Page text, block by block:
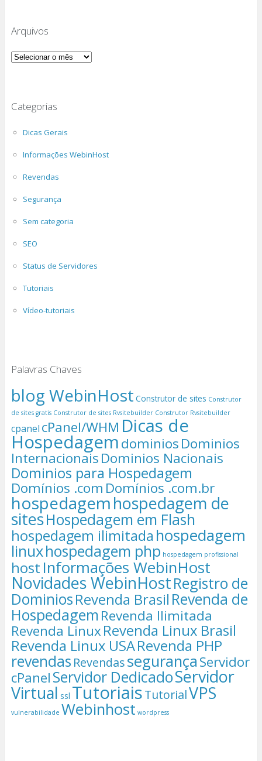
Arquivos
Arquivos
Categorias
Dicas Gerais
Informações WebinHost
Revendas
Segurança
Sem categoria
SEO
Status de Servidores
Tutoriais
Vídeo-tutoriais
Palavras Chaves
blog WebinHost Construtor de sites Construtor
de sites gratis Construtor de sites Rvsitebuilder Construtor Rvsitebuilder
cpanel cPanel/WHM Dicas de
HospedagemdominiosDominios
InternacionaisDominios Nacionais
Dominios para Hospedagem
Domínios .com Domínios .com.br
hospedagemhospedagem de
sitesHospedagem em Flash
hospedagem ilimitada hospedagem
linuxhospedagem php hospedagem profissional
host Informações WebinHost
Novidades WebinHostRegistro de
DominiosRevenda Brasil Revenda de
Hospedagem Revenda Ilimitada
Revenda LinuxRevenda Linux Brasil
Revenda Linux USARevenda PHP
revendas RevendassegurançaServidor
cPanelServidor DedicadoServidor
Virtual ssl TutoriaisTutorialVPS
vulnerabilidade Webinhost wordpress